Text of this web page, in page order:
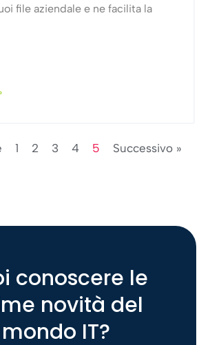
file aziendale e ne facilita la
1 2 3 4 5 Successivo »
conoscere le
novità del
mondo IT?